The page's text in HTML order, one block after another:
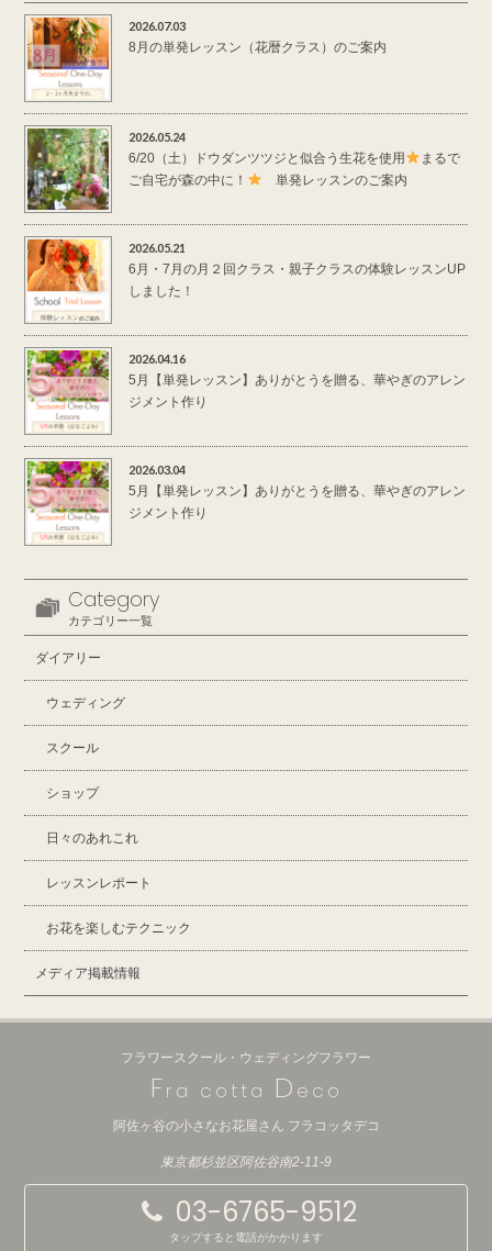
2026.07.03
8月の単発レッスン（花暦クラス）のご案内
2026.05.24
6/20（土）ドウダンツツジと似合う生花を使用
まるで
ご自宅が森の中に！
単発レッスンのご案内
2026.05.21
6月・7月の月２回クラス・親子クラスの体験レッスンUP
しました！
2026.04.16
5月【単発レッスン】ありがとうを贈る、華やぎのアレン
ジメント作り
2026.03.04
5月【単発レッスン】ありがとうを贈る、華やぎのアレン
ジメント作り
Category
カテゴリー一覧
ダイアリー
ウェディング
スクール
ショップ
日々のあれこれ
レッスンレポート
お花を楽しむテクニック
メディア掲載情報
フラワースクール・ウェディングフラワー
Fra cotta D eco
阿佐ヶ谷の小さなお花屋さん フラコッタデコ
東京都杉並区阿佐谷南2-11-9
03-6765-9512
タップすると電話がかかります